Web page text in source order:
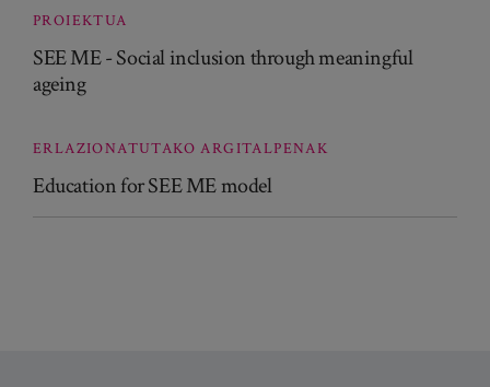
PROIEKTUA
SEE ME - Social inclusion through meaningful
ageing
ERLAZIONATUTAKO ARGITALPENAK
Education for SEE ME model